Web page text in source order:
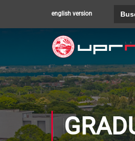
english version